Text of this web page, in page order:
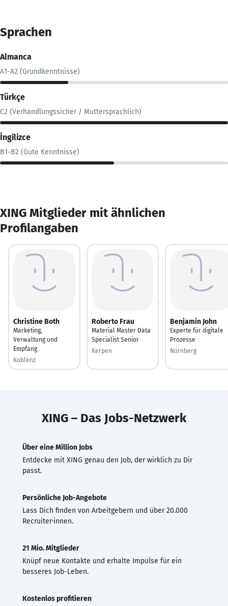
Sprachen
Almanca
A1-A2 (Grundkenntnisse)
Türkçe
C2 (Verhandlungssicher / Muttersprachlich)
İngilizce
B1-B2 (Gute Kenntnisse)
XING Mitglieder mit ähnlichen
Profilangaben
Christine Both
Marketing,
Verwaltung und
Empfang
Koblenz
Roberto Frau
Material Master Data
Specialist Senior
Kerpen
Benjamin John
Experte für digitale
Prozesse
Nürnberg
XING – Das Jobs-Netzwerk
Über eine Million Jobs
Entdecke mit XING genau den Job, der wirklich zu Dir
passt.
Persönliche Job-Angebote
Lass Dich finden von Arbeitgebern und über 20.000
Recruiter·innen.
21 Mio. Mitglieder
Knüpf neue Kontakte und erhalte Impulse für ein
besseres Job-Leben.
Kostenlos profitieren